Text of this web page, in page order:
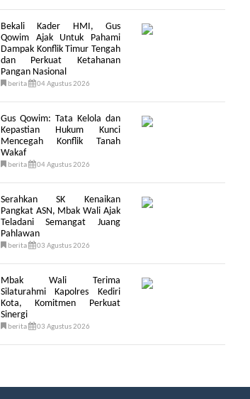
Bekali Kader HMI, Gus
Qowim Ajak Untuk Pahami
Dampak Konflik Timur Tengah
dan Perkuat Ketahanan
Pangan Nasional
berita 04 Agustus 2026
Gus Qowim: Tata Kelola dan
Kepastian Hukum Kunci
Mencegah Konflik Tanah
Wakaf
berita 04 Agustus 2026
Serahkan SK Kenaikan
Pangkat ASN, Mbak Wali Ajak
Teladani Semangat Juang
Pahlawan
berita 03 Agustus 2026
Mbak Wali Terima
Silaturahmi Kapolres Kediri
Kota, Komitmen Perkuat
Sinergi
berita 03 Agustus 2026